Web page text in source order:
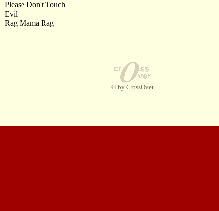
Please Don't Touch
Evil
Rag Mama Rag
© by CrossOver